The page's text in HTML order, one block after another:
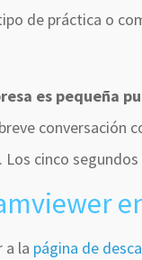
de práctica o
es pequeña
conversación
Los cinco
a la página de